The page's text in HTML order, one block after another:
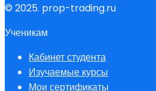
© 2025. prop-trading.ru
Ученикам
Кабинет студента
Изучаемые курсы
Мои сертификаты